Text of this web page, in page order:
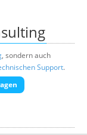
, sondern auch
Support.